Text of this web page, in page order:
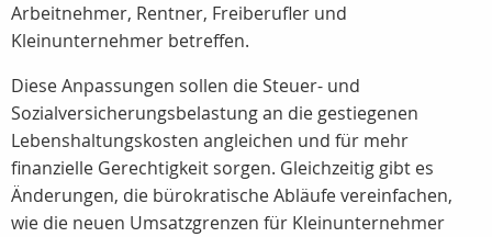
Arbeitnehmer, Rentner, Freiberufler und
Kleinunternehmer betreffen.
Diese Anpassungen sollen die Steuer- und
Sozialversicherungsbelastung an die gestiegenen
Lebenshaltungskosten angleichen und für mehr
finanzielle Gerechtigkeit sorgen. Gleichzeitig gibt es
Änderungen, die bürokratische Abläufe vereinfachen,
wie die neuen Umsatzgrenzen für Kleinunternehmer